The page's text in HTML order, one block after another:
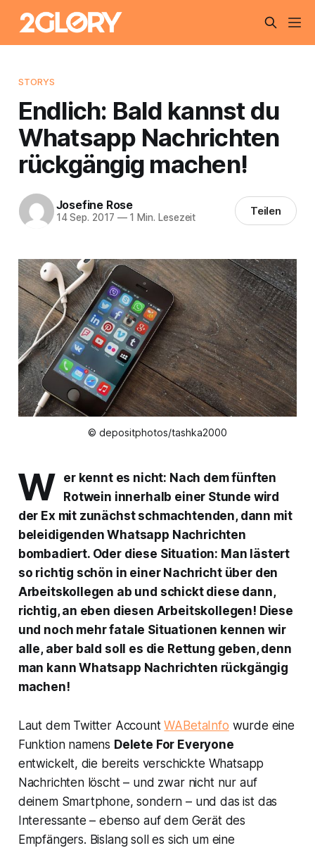
STORYS
Endlich: Bald kannst du
Whatsapp Nachrichten
rückgängig machen!
Josefine Rose
14 Sep. 2017 —1 Min. Lesezeit Teilen
© depositphotos/tashka2000
W er kennt es nicht: Nach dem fünften
Rotwein innerhalb einer Stunde wird
der Ex mit zunächst schmachtenden, dann mit
beleidigenden Whatsapp Nachrichten
bombadiert. Oder diese Situation: Man lästert
so richtig schön in einer Nachricht über den
Arbeitskollegen ab und schickt diese dann,
richtig, an eben diesen Arbeitskollegen! Diese
und noch mehr fatale Situationen kennen wir
alle, aber bald soll es die Rettung geben, denn
man kann Whatsapp Nachrichten rückgängig
machen!
Laut dem Twitter AccountWABetaInfo wurde eine
Funktion namens Delete For Everyone
entwickelt, die bereits verschickte Whatsapp
Nachrichten löscht – und zwar nicht nur auf
deinem Smartphone, sondern – und das ist das
Interessante – ebenso auf dem Gerät des
Empfängers. Bislang soll es sich um eine